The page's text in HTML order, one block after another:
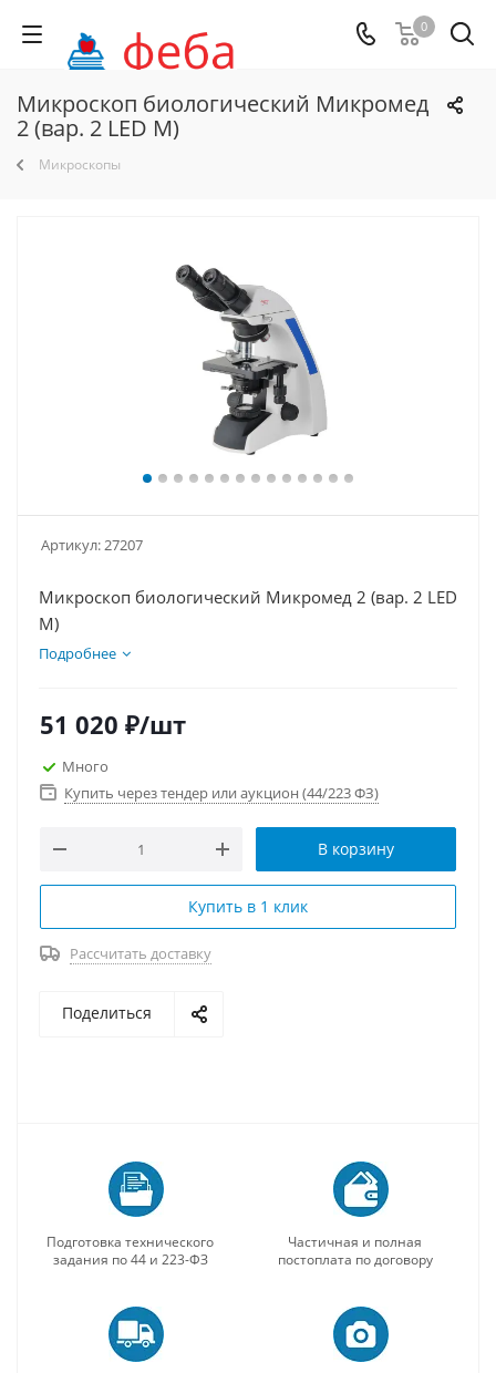
0
Микроскоп биологический Микромед
2 (вар. 2 LED М)
Микроскопы
Артикул:27207
Микроскоп биологический Микромед 2 (вар. 2 LED
М)
Подробнее
51 020 ₽/шт
Много
Купить через тендер или аукцион (44/223 ФЗ)
В корзину
Купить в 1 клик
Рассчитать доставку
Поделиться
Подготовка технического
задания по 44 и 223-ФЗ
Частичная и полная
постоплата по договору